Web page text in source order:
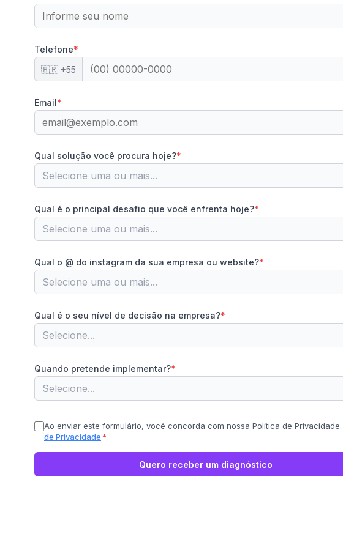
Telefone*
🇧🇷 +55
Email*
Qual solução você procura hoje?*
Selecione uma ou mais...
Qual é o principal desafio que você enfrenta hoje?*
Selecione uma ou mais...
Qual o @ do instagram da sua empresa ou website?*
Selecione uma ou mais...
Qual é o seu nível de decisão na empresa?*
Selecione...
Quando pretende implementar?*
Selecione...
Ao enviar este formulário, você concorda com nossa Política de Privacidade.
de Privacidade *
Quero receber um diagnóstico